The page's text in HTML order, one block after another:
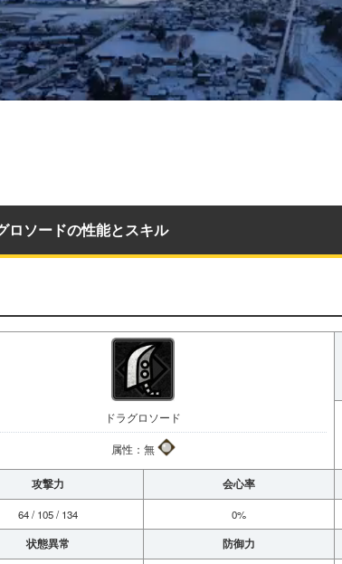
ロソードの性能とスキル
ドラグロソード
属性：無
攻撃力 会心率
64 / 105 / 134 0%
状態異常 防御力